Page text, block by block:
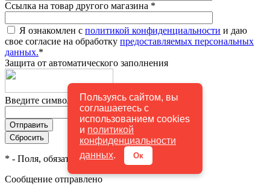
Пользуясь сайтом, вы
соглашаетесь с
использованием cookies
и политикой
конфиденциальности
данных. Ок
Ссылка на товар другого магазина *
Я ознакомлен с политикой конфиденциальности и даю
свое согласие на обработку предоставляемых персональных
данных.*
Защита от автоматического заполнения
Введите символы с картинки *
* - Поля, обязательные для заполнения
Сообщение отправлено